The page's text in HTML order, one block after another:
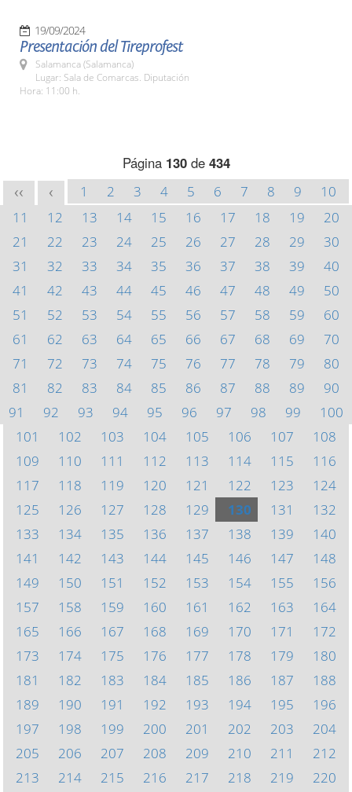
19/09/2024
Presentación del Tireprofest
Salamanca (Salamanca)
Lugar: Sala de Comarcas. Diputación
Hora: 11:00 h.
Página 130de 434
<< < 1 2 3 4 5 6 7 8 9
10
11
12 13 14 15 16 17 18 19
20
21
22 23 24 25 26 27 28 29
30
31
32 33 34 35 36 37 38 39
40
41
42 43 44 45 46 47 48 49
50
51
52 53 54 55 56 57 58 59
60
61
62 63 64 65 66 67 68 69
70
71
72 73 74 75 76 77 78 79
80
81
82 83 84 85 86 87 88 89
90
91
92 93 94 95 96 97 98 99
100
101
102 103 104 105 106 107
108
109
110 111 112 113 114 115
116
117
118 119 120 121 122 123
124
125
126 127 128 129 130 131
132
133
134 135 136 137 138 139
140
141
142 143 144 145 146 147
148
149
150 151 152 153 154 155
156
157
158 159 160 161 162 163
164
165
166 167 168 169 170 171
172
173
174 175 176 177 178 179
180
181
182 183 184 185 186 187
188
189
190 191 192 193 194 195
196
197
198 199 200 201 202 203
204
205
206 207 208 209 210 211
212
213
214 215 216 217 218 219
220